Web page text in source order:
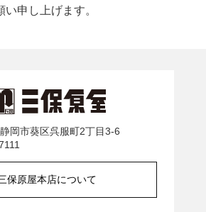
申し上げます。
岡市葵区呉服町2丁目3-6
保原屋本店について